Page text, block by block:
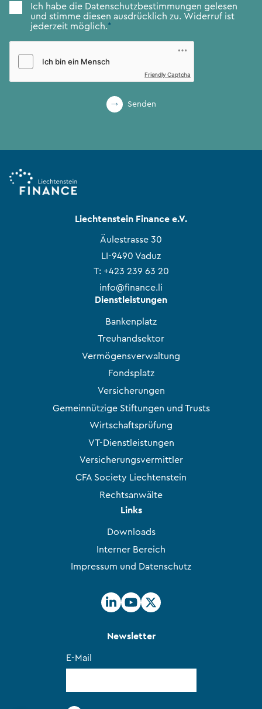
Zustimmung*
Ich habe die Datenschutzbestimmungen gelesen
und stimme diesen ausdrücklich zu. Widerruf ist
jederzeit möglich.*
Friendly Captcha
Senden
Liechtenstein Finance e.V.
Äulestrasse 30
LI-9490 Vaduz
T: +423 239 63 20
info@finance.li
Dienstleistungen
Bankenplatz
Treuhandsektor
Vermögensverwaltung
Fondsplatz
Versicherungen
Gemeinnützige Stiftungen und Trusts
Wirtschaftsprüfung
VT-Dienstleistungen
Versicherungsvermittler
CFA Society Liechtenstein
Rechtsanwälte
Links
Downloads
Interner Bereich
Impressum und Datenschutz
Newsletter
E-Mail